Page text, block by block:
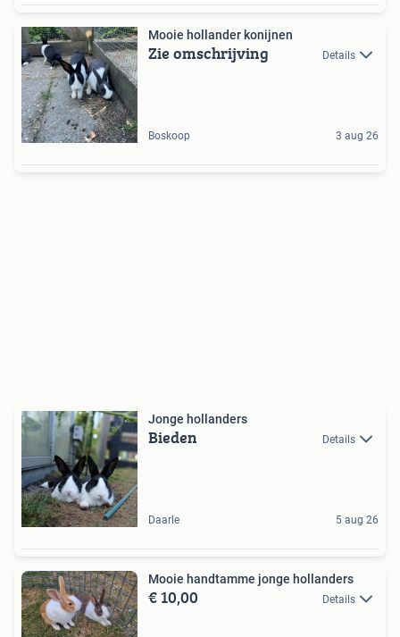
Mooie hollander konijnen
Zie omschrijving Details
Boskoop 3 aug 26
Jonge hollanders
Bieden Details
Daarle 5 aug 26
Mooie handtamme jonge hollanders
€ 10,00 Details